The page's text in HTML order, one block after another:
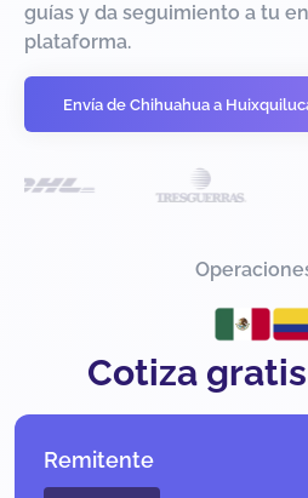
guías y da seguimiento a tu
plataforma.
Envía de Chihuahua a
Cotiza
Remitente